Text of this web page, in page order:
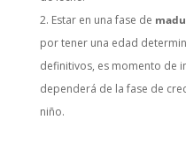
Estar en una fase de
por tener una edad
definitivos, es momento de
dependerá de la fase de
niño.